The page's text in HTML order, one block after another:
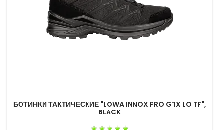
БОТИНКИ ТАКТИЧЕСКИЕ "LOWA INNOX PRO GTX LO TF",
BLACK